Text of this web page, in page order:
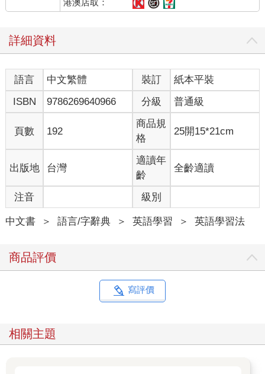
港澳店取：
詳細資料
語言 中文繁體 裝訂
紙本平裝
ISBN
9786269640966 分級 普通級
頁數 192
商品規
格
25開15*21cm
出版地 台灣
適讀年
齡
全齡適讀
注音 級別
中文書 ＞ 語言/字辭典 ＞ 英語學習 ＞ 英語學習法
商品評價
寫評價
相關主題